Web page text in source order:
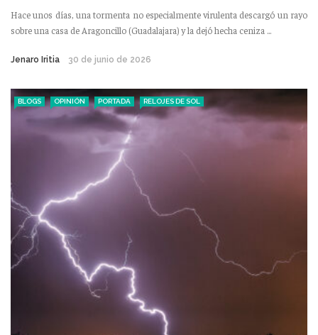
Hace unos días, una tormenta no especialmente virulenta descargó un rayo
sobre una casa de Aragoncillo (Guadalajara) y la dejó hecha ceniza ...
Jenaro Iritia 30 de junio de 2026
BLOGS OPINIÓN PORTADA RELOJES DE SOL